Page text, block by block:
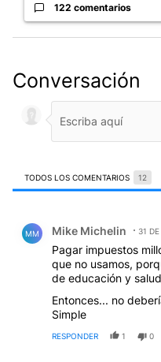
122 comentarios
Conversación
TODOS LOS COMENTARIOS 12
MM Mike Michelin 31
Pagar impuestos
que no usamos,
de educación y
Entonces... no
Simple
RESPONDER 1 0